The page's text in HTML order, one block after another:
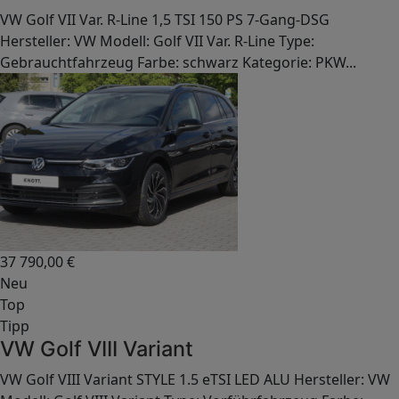
VW Golf VII Var. R-Line 1,5 TSI 150 PS 7-Gang-DSG
Hersteller: VW Modell: Golf VII Var. R-Line Type:
Gebrauchtfahrzeug Farbe: schwarz Kategorie: PKW...
37 790,00€
Neu
Top
Tipp
VW Golf VIII Variant
VW Golf VIII Variant STYLE 1.5 eTSI LED ALU Hersteller: VW